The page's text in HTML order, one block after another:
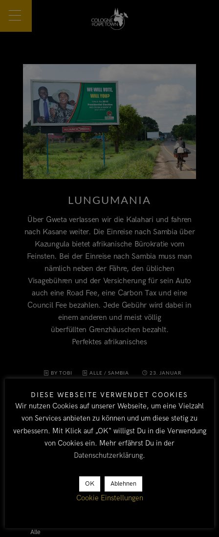
LUNGUMANIA
Über Gweta verlassen wir die Kalahari und fahren
nach Kasane weiter. Die Einreise nach Sambia über
Kazungula bietet afrikanische Bürokratie vom
Feinsten. Bei der Einreise nach Sambia muss man
nämlich neben der Fähre, den üblichen
Visagebühren und der Versicherung für sein Auto
auch eine Road Fee, eine Carbon Tax und eine
Council Fee bezahlen. Jede Gebühr wird dabei in
einem anderen und meist völlig
überfüllten Grenzhäuschen bezahlt.
Perfektes afrikanisches
BY TOBI ALLE / SAMBIA
23. JANUAR
LÄNDER
Alle
DIESE WEBSEITE VERWENDET COOKIES
Wir nutzen Cookies auf unserer Webseite, um eine Vielzahl
von Services anbieten zu können und um diese stetig zu
verbessern. Mit Klick auf „OK“ willigst Du in die Verwendung
von Cookies ein. Mehr erfährst Du in der
Datenschutzerklärung.
OK Ablehnen
Cookie Einstellungen